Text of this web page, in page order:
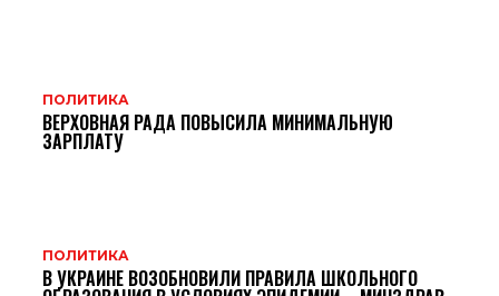
ПОЛИТИКА
ВЕРХОВНАЯ РАДА ПОВЫСИЛА МИНИМАЛЬНУЮ
ЗАРПЛАТУ
ПОЛИТИКА
В УКРАИНЕ ВОЗОБНОВИЛИ ПРАВИЛА ШКОЛЬНОГО